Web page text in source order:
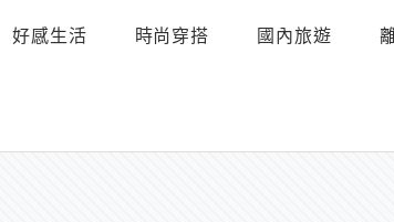
好感生活 時尚穿搭 國內旅遊